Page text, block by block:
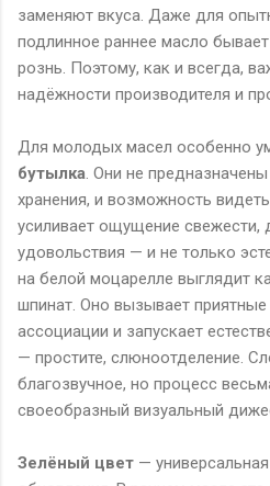
заменяют вкуса. Даже для
подлинное раннее масло
рознь. Поэтому, как и всегда,
надёжности производителя и
Для молодых масел особенно
бутылка. Они не
хранения, и возможность
усиливает ощущение свежести,
удовольствия — и не только
на белой моцарелле выглядит
шпинат. Оно вызывает приятные
ассоциации и запускает
— простите, слюноотделение.
благозвучное, но процесс
своеобразный визуальный
Зелёный цвет —